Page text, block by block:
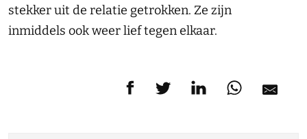
stekker uit de relatie getrokken. Ze zijn
inmiddels ook weer lief tegen elkaar.